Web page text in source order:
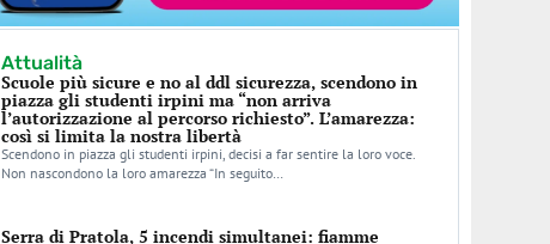
Attualità
Scuole più sicure e no al ddl sicurezza, scendono in
piazza gli studenti irpini ma “non arriva
l’autorizzazione al percorso richiesto”. L’amarezza:
così si limita la nostra libertà
Scendono in piazza gli studenti irpini, decisi a far sentire la loro voce.
Non nascondono la loro amarezza “In seguito…
Serra di Pratola, 5 incendi simultanei: fiamme